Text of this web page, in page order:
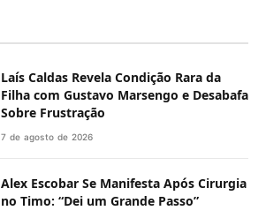
Laís Caldas Revela Condição Rara da
Filha com Gustavo Marsengo e Desabafa
Sobre Frustração
7 de agosto de 2026
Alex Escobar Se Manifesta Após Cirurgia
no Timo: “Dei um Grande Passo”